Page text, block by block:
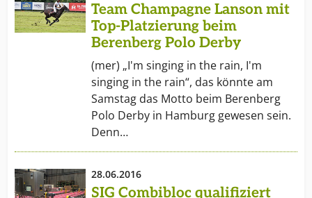
Team Champagne Lanson mit
Top-Platzierung beim
Berenberg Polo Derby
(mer) „I'm singing in the rain, I'm
singing in the rain“, das könnte am
Samstag das Motto beim Berenberg
Polo Derby in Hamburg gewesen sein.
Denn…
28.06.2016
SIG Combibloc qualifiziert